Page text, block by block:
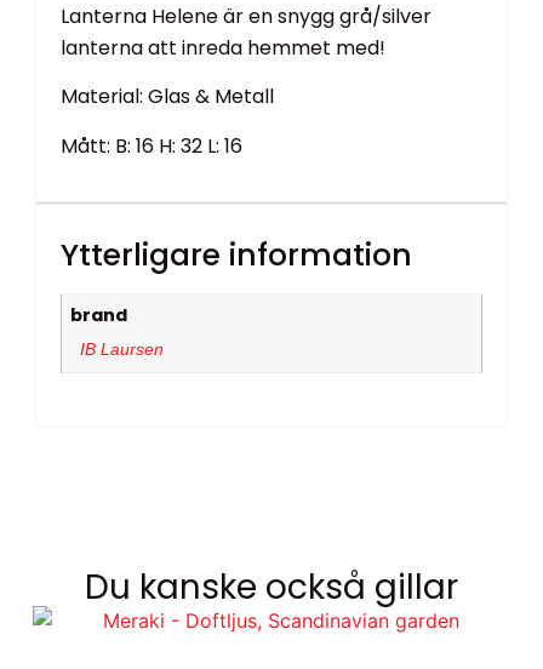
Lanterna Helene är en snygg grå/silver
lanterna att inreda hemmet med!
Material: Glas & Metall
Mått: B: 16 H: 32 L: 16
Ytterligare information
brand
IB Laursen
Du kanske också gillar